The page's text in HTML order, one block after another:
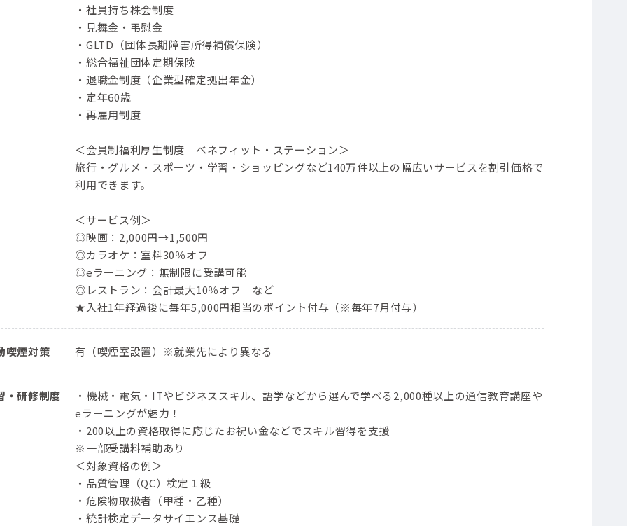
・社員持ち株会制度
・見舞金・弔慰金
・GLTD（団体長期障害所得補償保険）
・総合福祉団体定期保険
・退職金制度（企業型確定拠出年金）
・定年60歳
・再雇用制度
＜会員制福利厚生制度 ベネフィット・ステーション＞
旅行・グルメ・スポーツ・学習・ショッピングなど140万件以上の幅広いサービスを割引価格で
利用できます。
＜サービス例＞
◎映画：2,000円→1,500円
◎カラオケ：室料30％オフ
◎eラーニング：無制限に受講可能
◎レストラン：会計最大10％オフ など
★入社1年経過後に毎年5,000円相当のポイント付与（※毎年7月付与）
喫煙対策 有（喫煙室設置）※就業先により異なる
・研修制度
・機械・電気・ITやビジネススキル、語学などから選んで学べる2,000種以上の通信教育講座や
eラーニングが魅力！
・200以上の資格取得に応じたお祝い金などでスキル習得を支援
※一部受講料補助あり
＜対象資格の例＞
・品質管理（QC）検定１級
・危険物取扱者（甲種・乙種）
・統計検定データサイエンス基礎